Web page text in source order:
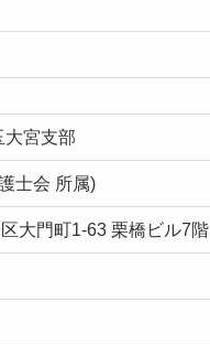
大宮支部
士会 所属)
大門町1-63 栗橋ビル7階